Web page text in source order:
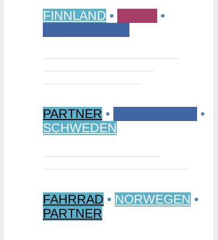
FINNLAND •
•
PARTNER •
•
SCHWEDEN
FAHRRAD • NORWEGEN •
PARTNER